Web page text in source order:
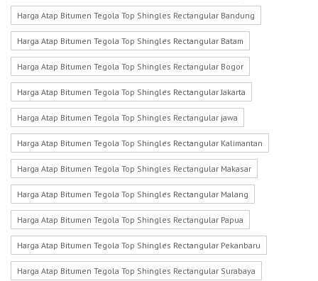
Harga Atap Bitumen Tegola Top Shingles Rectangular Bandung
Harga Atap Bitumen Tegola Top Shingles Rectangular Batam
Harga Atap Bitumen Tegola Top Shingles Rectangular Bogor
Harga Atap Bitumen Tegola Top Shingles Rectangular Jakarta
Harga Atap Bitumen Tegola Top Shingles Rectangular jawa
Harga Atap Bitumen Tegola Top Shingles Rectangular Kalimantan
Harga Atap Bitumen Tegola Top Shingles Rectangular Makasar
Harga Atap Bitumen Tegola Top Shingles Rectangular Malang
Harga Atap Bitumen Tegola Top Shingles Rectangular Papua
Harga Atap Bitumen Tegola Top Shingles Rectangular Pekanbaru
Harga Atap Bitumen Tegola Top Shingles Rectangular Surabaya